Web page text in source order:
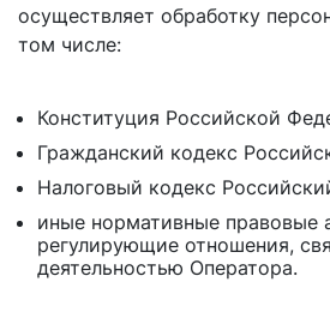
осуществляет обработку
том числе:
Конституция Российской
Гражданский кодекс
Налоговый кодекс
иные нормативные правовые
регулирующие отношения,
деятельностью Оператора.